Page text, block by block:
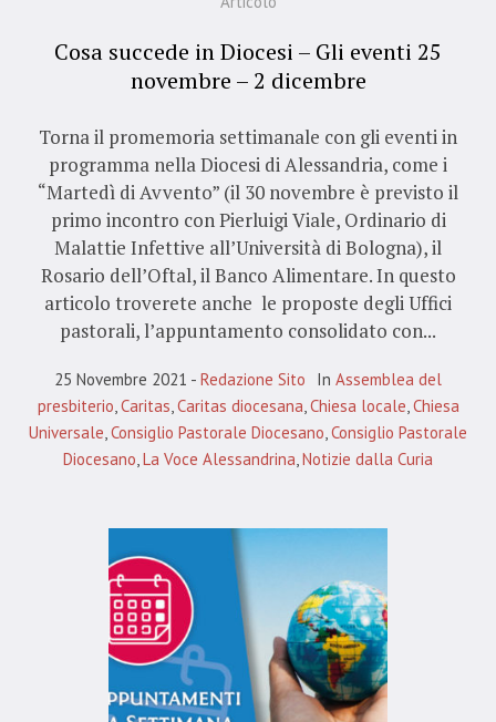
Cosa succede in Diocesi – Gli eventi 25
novembre – 2 dicembre
Torna il promemoria settimanale con gli eventi in
programma nella Diocesi di Alessandria, come i
“Martedì di Avvento” (il 30 novembre è previsto il
primo incontro con Pierluigi Viale, Ordinario di
Malattie Infettive all’Università di Bologna), il
Rosario dell’Oftal, il Banco Alimentare. In questo
articolo troverete anche le proposte degli Uffici
pastorali, l’appuntamento consolidato con...
25 Novembre 2021 Redazione Sito In Assemblea del
presbiterio,Caritas,Caritas diocesana,Chiesa locale,Chiesa
Universale,Consiglio Pastorale Diocesano,Consiglio Pastorale
Diocesano,La Voce Alessandrina,Notizie dalla Curia